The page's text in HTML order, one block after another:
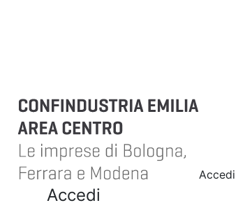
Accedi
Accedi